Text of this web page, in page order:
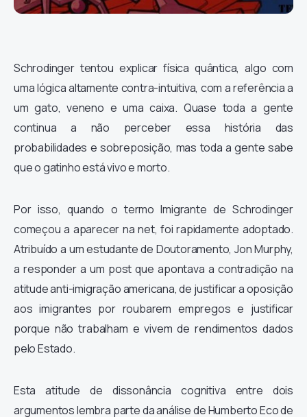
Schrodinger tentou explicar física quântica, algo com
uma lógica altamente contra-intuitiva, com a referência a
um gato, veneno e uma caixa. Quase toda a gente
continua a não perceber essa história das
probabilidades e sobreposição, mas toda a gente sabe
que o gatinho está vivo e morto.
Por isso, quando o termo Imigrante de Schrodinger
começou a aparecer na net, foi rapidamente adoptado.
Atribuído a um estudante de Doutoramento, Jon Murphy,
a responder a um post que apontava a contradição na
atitude anti-imigração americana, de justificar a oposição
aos imigrantes por roubarem empregos e justificar
porque não trabalham e vivem de rendimentos dados
pelo Estado.
Esta atitude de dissonância cognitiva entre dois
argumentos lembra parte da análise de Humberto Eco de